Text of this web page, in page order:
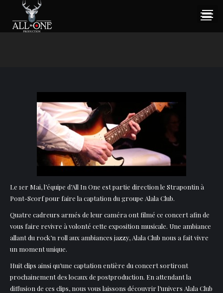
Le 1er Mai, l’équipe d’All In One est partie direction le Strapontin à
Pont-Scorf pour faire la captation du groupe Alala Club.
Quatre cadreurs armés de leur caméra ont filmé ce concert afin de
vous faire revivre à volonté cette exposition musicale. Une ambiance
allant du rock’n roll aux ambiances jazzy, Alala Club nous a fait vivre
un moment unique.
Huit clips ainsi qu’une captation entière du concert sortiront
prochainement des locaux de postproduction. En attendant la
diffusion de ces clips, nous vous laissons découvrir l’univers Alala Club